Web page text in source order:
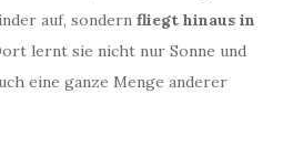
auf, sondern fliegt hinaus in
lernt sie nicht nur Sonne und
eine ganze Menge anderer